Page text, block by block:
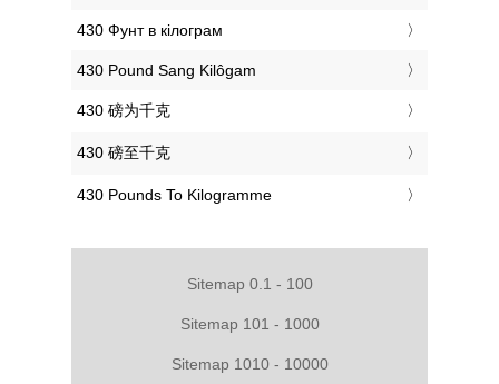
‎430 Фунт в кілограм
‎430 Pound Sang Kilôgam
‎430 磅为千克
‎430 磅至千克
‎430 Pounds To Kilogramme
Sitemap 0.1 - 100
Sitemap 101 - 1000
Sitemap 1010 - 10000